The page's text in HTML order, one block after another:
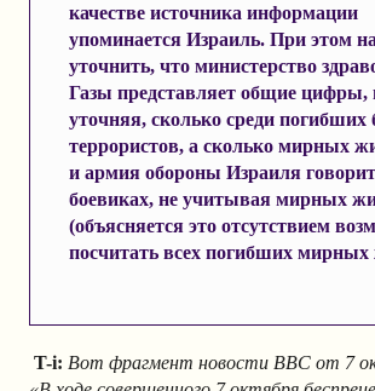
качестве источника информации
упоминается Израиль. При этом
уточнить, что министерство
Газы представляет общие цифры,
уточняя, сколько среди погибших
террористов, а сколько мирных
и армия обороны Израиля
боевиках, не учитывая мирных
(объясняется это отсутствием
посчитать всех погибших мирных
T-i: Вот фрагмент новости BBC от 7